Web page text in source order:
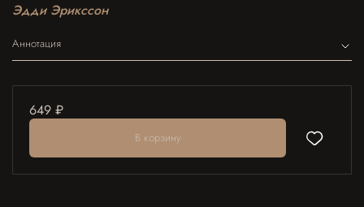
Эдди Эрикссон
Аннотация
649 ₽
В корзину